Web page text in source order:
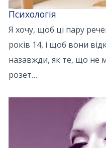
Психологія
Я хочу, щоб ці пару
років 14, і щоб вони
назавжди, як те, що не
розет…